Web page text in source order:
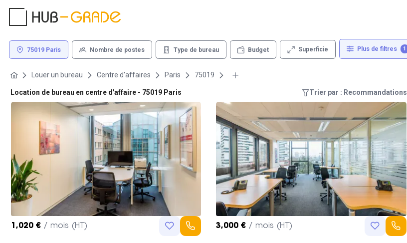
75019 Paris Nombre de postes Type de bureau Budget Superficie Plus de filtres 1
Louer un bureau Centre d'affaires Paris 75019
Location de bureau en centre d'affaire - 75019 Paris Trier par : Recommandations
1,020 € / mois (HT) 3,000 € / mois (HT)